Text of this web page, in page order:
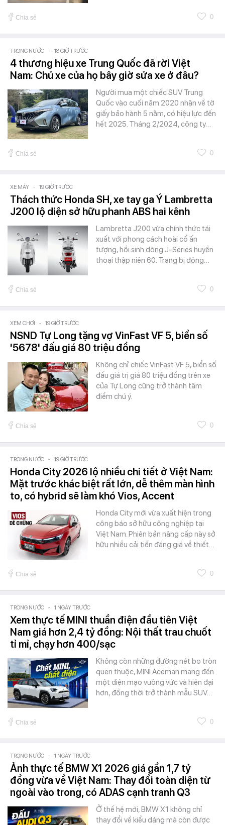
Chia sẻ 0
TRONG NƯỚC - 18 GIỜ TRƯỚC
4 thương hiệu xe Trung Quốc đã rời Việt
Nam: Chủ xe của họ bây giờ sửa xe ở đâu?
Người mua một chiếc SUV Trung
Quốc vào cuối năm 2020 nhận về tờ
giấy bảo hành 5 năm, có hiệu lực đến
hết 2025. Tháng 2/2024, công ty…
Chia sẻ 0
XE MÁY - 19 GIỜ TRƯỚC
Thách thức Honda SH, xe tay ga Ý Lambretta
J200 lộ diện sở hữu phanh ABS hai kênh
Lambretta J200 vừa chính thức tái
xuất với phong cách hoài cổ ấn
tượng, hồi sinh dòng J-Series huyền
thoại thập niên 60. Trang bị động…
Chia sẻ 0
XEM CHƠI - 19 GIỜ TRƯỚC
NSND Tự Long tặng vợ VinFast VF 5, biển số
'5678' đấu giá 80 triệu đồng
Không chỉ chiếc VinFast VF 5, biển số
đấu giá trị giá 80 triệu đồng trên xe
của Tự Long cũng trở thành tâm
điểm chú ý.
Chia sẻ 0
TRONG NƯỚC - 19 GIỜ TRƯỚC
Honda City 2026 lộ nhiều chi tiết ở Việt Nam:
Mặt trước khác biệt rất lớn, dễ thêm màn hình
to, có hybrid sẽ làm khó Vios, Accent
Honda City mới vừa xuất hiện trong
công báo sở hữu công nghiệp tại
Việt Nam. Phiên bản nâng cấp này sở
hữu nhiều cải tiến đáng giá về thiết…
Chia sẻ 0
TRONG NƯỚC - 1 NGÀY TRƯỚC
Xem thực tế MINI thuần điện đầu tiên Việt
Nam giá hơn 2,4 tỷ đồng: Nội thất trau chuốt
tỉ mỉ, chạy hơn 400/sạc
Không còn những đường nét bo tròn
quen thuộc, MINI Aceman mang đến
một diện mạo vuông vức và hiện đại
hơn, đồng thời trở thành mẫu SUV…
Chia sẻ 0
TRONG NƯỚC - 1 NGÀY TRƯỚC
Ảnh thực tế BMW X1 2026 giá gần 1,7 tỷ
đồng vừa về Việt Nam: Thay đổi toàn diện từ
ngoài vào trong, có ADAS cạnh tranh Q3
Ở thế hệ mới, BMW X1 không chỉ
thay đổi về kiểu dáng mà còn được